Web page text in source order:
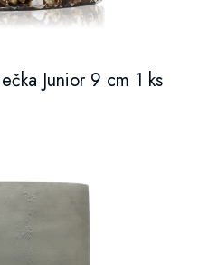
Junior 9 cm 1 ks